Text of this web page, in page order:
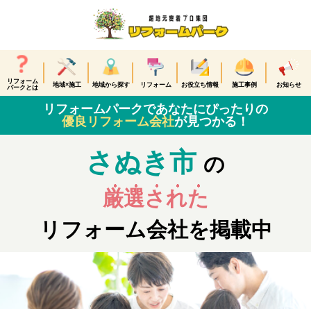
リフォーム
パークとは
地域×施工 地域から探す リフォーム お役立ち情報 施工事例 お知らせ
リフォームパークであなたにぴったりの
優良リフォーム会社が見つかる！
さぬき市 の
厳選された
リフォーム会社を掲載中